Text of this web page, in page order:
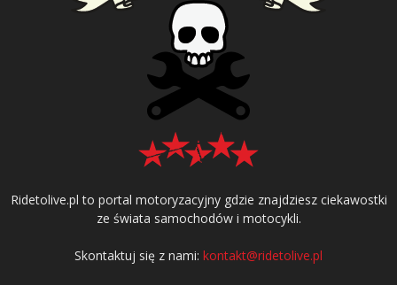
Ridetolive.pl to portal motoryzacyjny gdzie znajdziesz ciekawostki
ze świata samochodów i motocykli.
Skontaktuj się z nami: kontakt@ridetolive.pl